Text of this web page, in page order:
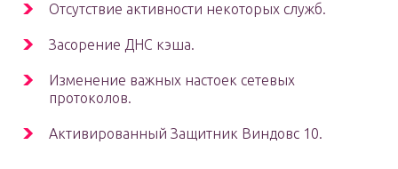
Отсутствие активности некоторых служб.
Засорение ДНС кэша.
Изменение важных настоек сетевых
протоколов.
Активированный Защитник Виндовс 10.